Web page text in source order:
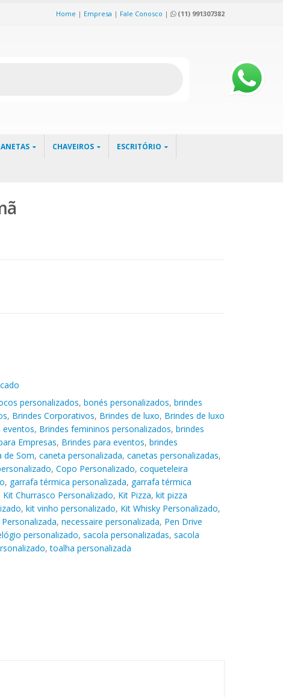
Home | Empresa | Fale Conosco | (11) 991307382
CHAVEIROS ESCRITÓRIO
personalizados, bonés personalizados, brindes
, Brindes Corporativos, Brindes de luxo, Brindes de luxo
eventos, Brindes femininos personalizados, brindes
Empresas, Brindes para eventos, brindes
de Som, caneta personalizada, canetas personalizadas,
, Copo Personalizado, coqueteleira
, garrafa térmica personalizada, garrafa térmica
Kit Churrasco Personalizado, Kit Pizza, kit pizza
, kit vinho personalizado, Kit Whisky Personalizado,
, necessaire personalizada, Pen Drive
personalizado, sacola personalizadas, sacola
,toalha personalizada